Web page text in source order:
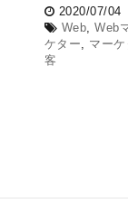
2020/07/04
Web,Web
ケター, マーケ
客